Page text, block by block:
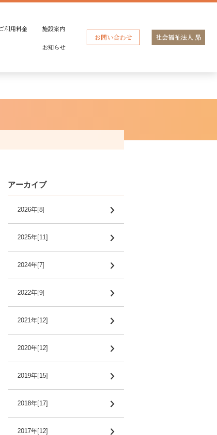
ご利用料金 施設案内
お知らせ
お問い合わせ 社会福祉法人 昴
アーカイブ
2026年[8]
2025年[11]
2024年[7]
2022年[9]
2021年[12]
2020年[12]
2019年[15]
2018年[17]
2017年[12]